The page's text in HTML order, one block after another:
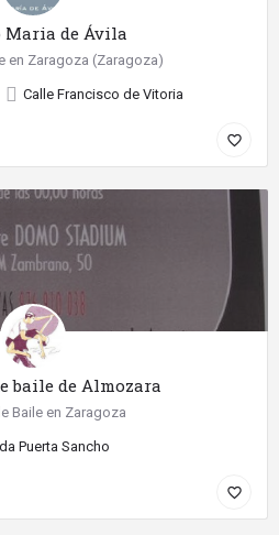
Maria de Ávila
en Zaragoza (Zaragoza)
Calle Francisco de Vitoria
favorite_border
baile de Almozara
Baile en Zaragoza
Puerta Sancho
favorite_border